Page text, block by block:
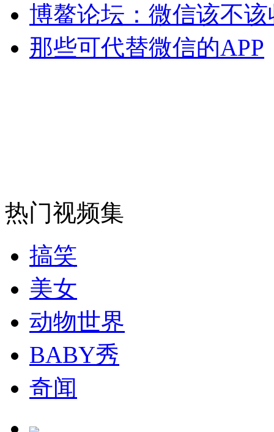
外交部：有关国家言论片面不公正
消防员救轻生者 花炮节热闹非凡
纽约上演“枕头大战”
司机酒驾遇交警 急速倒车逃窜
博鳌论坛：微信该不
那些可代替微信的APP
热门视频集
搞笑
美女
动物世界
BABY秀
奇闻